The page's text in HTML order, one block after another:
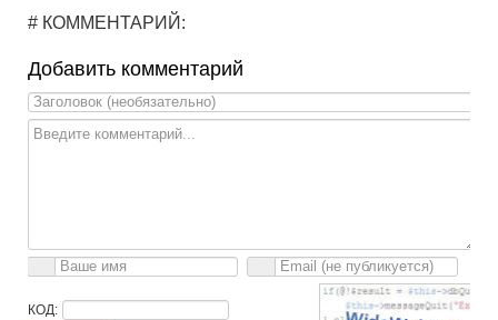
# КОММЕНТАРИЙ:
Добавить комментарий
КОД: